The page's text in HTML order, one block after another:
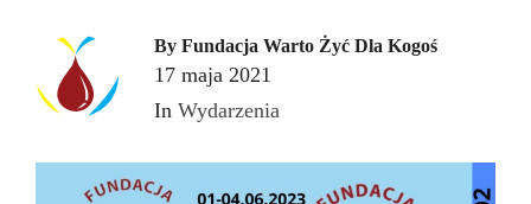
By Fundacja Warto Żyć Dla Kogoś
17 maja 2021
In Wydarzenia